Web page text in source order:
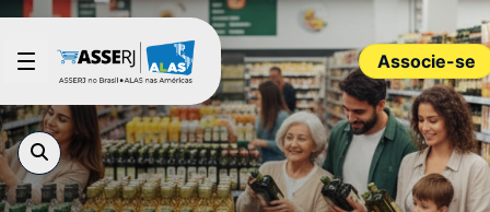
Pular para o Conteúdo principal
Associe-se